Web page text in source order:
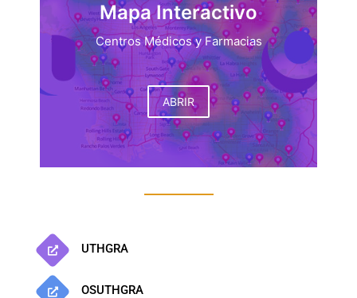
Mapa Interactivo
Centros Médicos y Farmacias
ABRIR
UTHGRA
OSUTHGRA